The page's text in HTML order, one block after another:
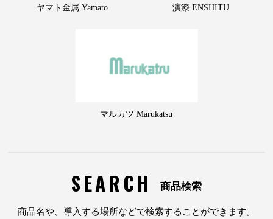
ヤマト金属 Yamato 演漆 ENSHITU
マルカツ Marukatsu
SEARCH 商品検索
商品名や、導入する場所などで検索することができます。